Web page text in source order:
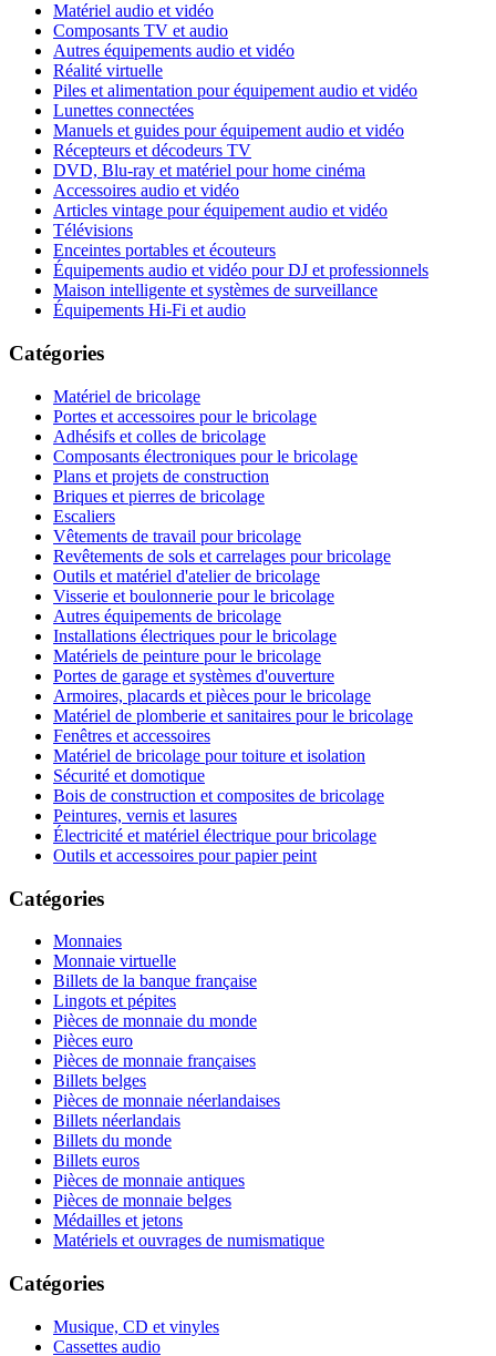
Matériel audio et vidéo
Composants TV et audio
Autres équipements audio et vidéo
Réalité virtuelle
Piles et alimentation pour équipement audio et vidéo
Lunettes connectées
Manuels et guides pour équipement audio et vidéo
Récepteurs et décodeurs TV
DVD, Blu-ray et matériel pour home cinéma
Accessoires audio et vidéo
Articles vintage pour équipement audio et vidéo
Télévisions
Enceintes portables et écouteurs
Équipements audio et vidéo pour DJ et professionnels
Maison intelligente et systèmes de surveillance
Équipements Hi-Fi et audio
Catégories
Matériel de bricolage
Portes et accessoires pour le bricolage
Adhésifs et colles de bricolage
Composants électroniques pour le bricolage
Plans et projets de construction
Briques et pierres de bricolage
Escaliers
Vêtements de travail pour bricolage
Revêtements de sols et carrelages pour bricolage
Outils et matériel d'atelier de bricolage
Visserie et boulonnerie pour le bricolage
Autres équipements de bricolage
Installations électriques pour le bricolage
Matériels de peinture pour le bricolage
Portes de garage et systèmes d'ouverture
Armoires, placards et pièces pour le bricolage
Matériel de plomberie et sanitaires pour le bricolage
Fenêtres et accessoires
Matériel de bricolage pour toiture et isolation
Sécurité et domotique
Bois de construction et composites de bricolage
Peintures, vernis et lasures
Électricité et matériel électrique pour bricolage
Outils et accessoires pour papier peint
Catégories
Monnaies
Monnaie virtuelle
Billets de la banque française
Lingots et pépites
Pièces de monnaie du monde
Pièces euro
Pièces de monnaie françaises
Billets belges
Pièces de monnaie néerlandaises
Billets néerlandais
Billets du monde
Billets euros
Pièces de monnaie antiques
Pièces de monnaie belges
Médailles et jetons
Matériels et ouvrages de numismatique
Catégories
Musique, CD et vinyles
Cassettes audio